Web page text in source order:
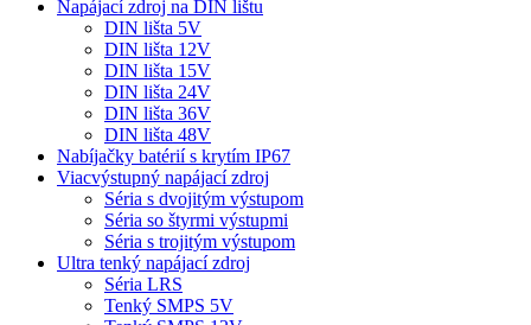
Napájací zdroj na DIN lištu
DIN lišta 5V
DIN lišta 12V
DIN lišta 15V
DIN lišta 24V
DIN lišta 36V
DIN lišta 48V
Nabíjačky batérií s krytím IP67
Viacvýstupný napájací zdroj
Séria s dvojitým výstupom
Séria so štyrmi výstupmi
Séria s trojitým výstupom
Ultra tenký napájací zdroj
Séria LRS
Tenký SMPS 5V